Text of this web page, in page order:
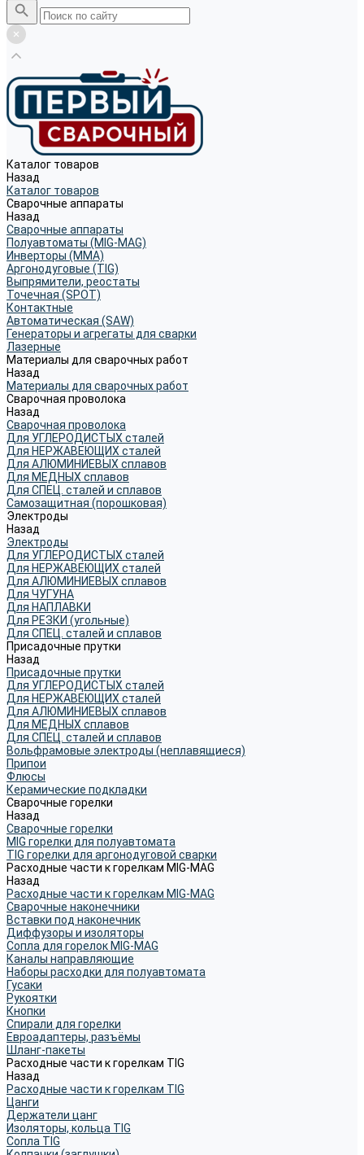
Каталог товаров
Назад
Каталог товаров
Сварочные аппараты
Назад
Сварочные аппараты
Полуавтоматы (MIG-MAG)
Инверторы (MMA)
Аргонодуговые (TIG)
Выпрямители, реостаты
Точечная (SPOT)
Контактные
Автоматическая (SAW)
Генераторы и агрегаты для сварки
Лазерные
Материалы для сварочных работ
Назад
Материалы для сварочных работ
Сварочная проволока
Назад
Сварочная проволока
Для УГЛЕРОДИСТЫХ сталей
Для НЕРЖАВЕЮЩИХ сталей
Для АЛЮМИНИЕВЫХ сплавов
Для МЕДНЫХ сплавов
Для СПЕЦ. сталей и сплавов
Самозащитная (порошковая)
Электроды
Назад
Электроды
Для УГЛЕРОДИСТЫХ сталей
Для НЕРЖАВЕЮЩИХ сталей
Для АЛЮМИНИЕВЫХ сплавов
Для ЧУГУНА
Для НАПЛАВКИ
Для РЕЗКИ (угольные)
Для СПЕЦ. сталей и сплавов
Присадочные прутки
Назад
Присадочные прутки
Для УГЛЕРОДИСТЫХ сталей
Для НЕРЖАВЕЮЩИХ сталей
Для АЛЮМИНИЕВЫХ сплавов
Для МЕДНЫХ сплавов
Для СПЕЦ. сталей и сплавов
Вольфрамовые электроды (неплавящиеся)
Припои
Флюсы
Керамические подкладки
Сварочные горелки
Назад
Сварочные горелки
MIG горелки для полуавтомата
TIG горелки для аргонодуговой сварки
Расходные части к горелкам MIG-MAG
Назад
Расходные части к горелкам MIG-MAG
Сварочные наконечники
Вставки под наконечник
Диффузоры и изоляторы
Сопла для горелок MIG-MAG
Каналы направляющие
Наборы расходки для полуавтомата
Гусаки
Рукоятки
Кнопки
Спирали для горелки
Евроадаптеры, разъёмы
Шланг-пакеты
Расходные части к горелкам TIG
Назад
Расходные части к горелкам TIG
Цанги
Держатели цанг
Изоляторы, кольца TIG
Сопла TIG